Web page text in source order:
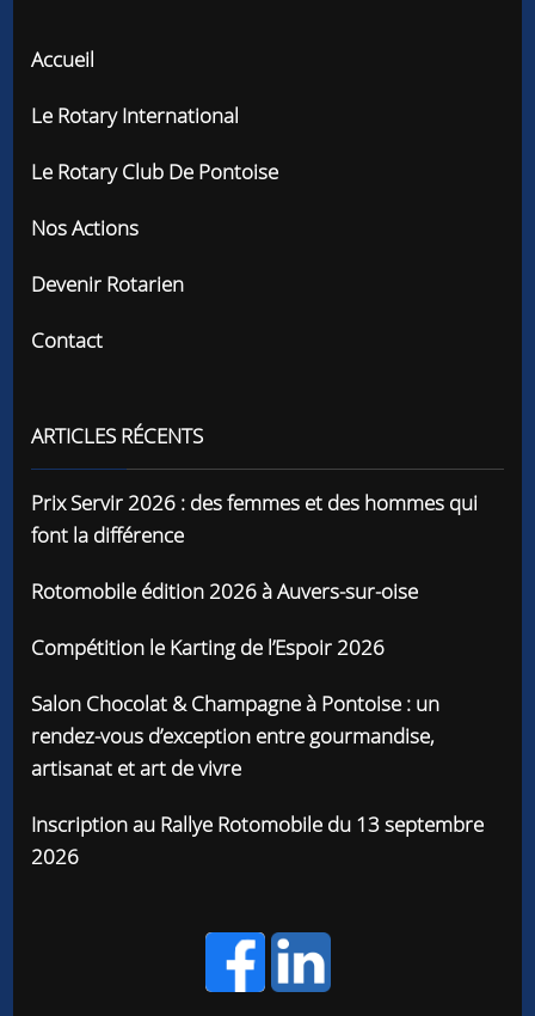
Accueil
Le Rotary International
Le Rotary Club De Pontoise
Nos Actions
Devenir Rotarien
Contact
ARTICLES RÉCENTS
Prix Servir 2026 : des femmes et des hommes qui
font la différence
Rotomobile édition 2026 à Auvers-sur-oise
Compétition le Karting de l’Espoir 2026
Salon Chocolat & Champagne à Pontoise : un
rendez-vous d’exception entre gourmandise,
artisanat et art de vivre
Inscription au Rallye Rotomobile du 13 septembre
2026